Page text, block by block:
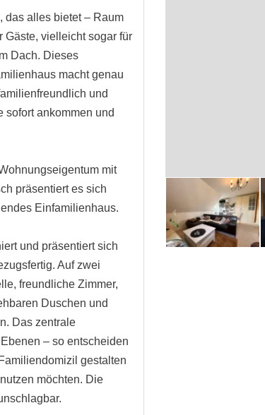
das alles bietet – Raum
Gäste, vielleicht sogar für
Dach. Dieses
macht genau
und
sofort ankommen und
mit
präsentiert es sich
Einfamilienhaus.
und präsentiert sich
Auf zwei
freundliche Zimmer,
Duschen und
Das zentrale
– so entscheiden
gestalten
möchten. Die